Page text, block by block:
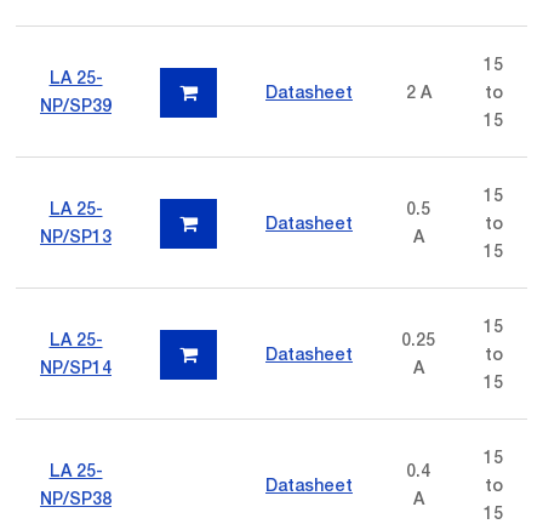
LA 25-
NP/SP39
Datasheet 2 A
15
to
15
LA 25-
NP/SP13
Datasheet
0.5
A
15
to
15
LA 25-
NP/SP14
Datasheet
0.25
A
15
to
15
LA 25-
NP/SP38
Datasheet
0.4
A
15
to
15